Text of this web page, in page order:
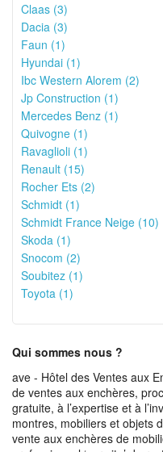
Claas (3)
Dacia (3)
Faun (1)
Hyundai (1)
Ibc Western Alorem (2)
Jp Construction (1)
Mercedes Benz (1)
Quivogne (1)
Ravaglioli (1)
Renault (15)
Rocher Ets (2)
Schmidt (1)
Schmidt France Neige (10)
Skoda (1)
Snocom (2)
Soubitez (1)
Toyota (1)
Qui sommes nous ?
ave - Hôtel des Ventes aux
de ventes aux enchères,
gratuite, à l’expertise et à
montres, mobiliers et objets
vente aux enchères de